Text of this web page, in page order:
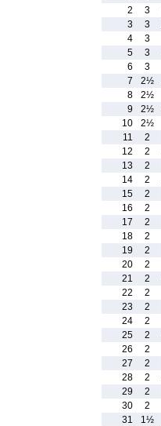
2
3
3
3
4
3
5
3
6
3
7
2½
8
2½
9
2½
10
2½
11
2
12
2
13
2
14
2
15
2
16
2
17
2
18
2
19
2
20
2
21
2
22
2
23
2
24
2
25
2
26
2
27
2
28
2
29
2
30
2
31
1½